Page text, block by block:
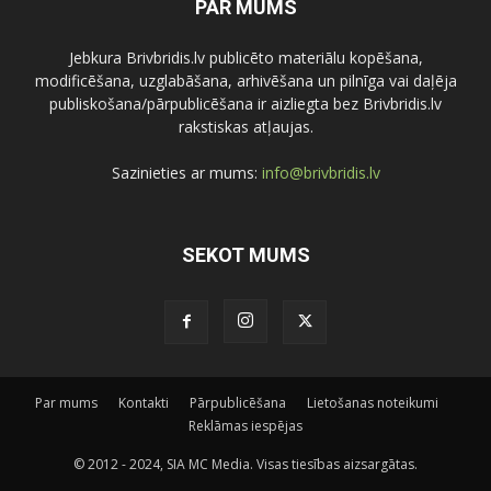
PAR MUMS
Jebkura Brivbridis.lv publicēto materiālu kopēšana,
modificēšana, uzglabāšana, arhivēšana un pilnīga vai daļēja
publiskošana/pārpublicēšana ir aizliegta bez Brivbridis.lv
rakstiskas atļaujas.
Sazinieties ar mums: info@brivbridis.lv
SEKOT MUMS
Par mums Kontakti Pārpublicēšana
Lietošanas noteikumi
Reklāmas iespējas
© 2012 - 2024, SIA MC Media. Visas tiesības aizsargātas.